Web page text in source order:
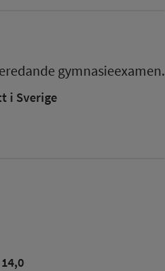
gymnasieexamen.
i Sverige
14,0